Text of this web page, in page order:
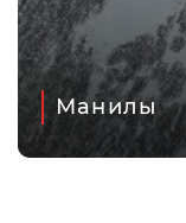
Манилы